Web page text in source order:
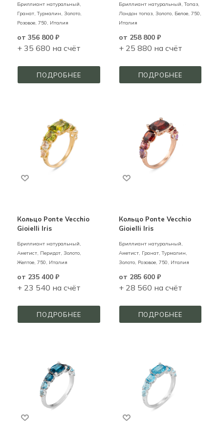
Бриллиант натуральный,
Гранат, Турмалин, Золото,
Розовое, 750, Италия
от 356 800 ₽
+ 35 680 на счёт
ПОДРОБНЕЕ
Бриллиант натуральный, Топаз,
Лондон топаз, Золото, Белое, 750,
Италия
от 258 800 ₽
+ 25 880 на счёт
ПОДРОБНЕЕ
Кольцо Ponte Vecchio
Gioielli Iris
Бриллиант натуральный,
Аметист, Перидот, Золото,
Желтое, 750, Италия
от 235 400 ₽
+ 23 540 на счёт
ПОДРОБНЕЕ
Кольцо Ponte Vecchio
Gioielli Iris
Бриллиант натуральный,
Аметист, Гранат, Турмалин,
Золото, Розовое, 750, Италия
от 285 600 ₽
+ 28 560 на счёт
ПОДРОБНЕЕ